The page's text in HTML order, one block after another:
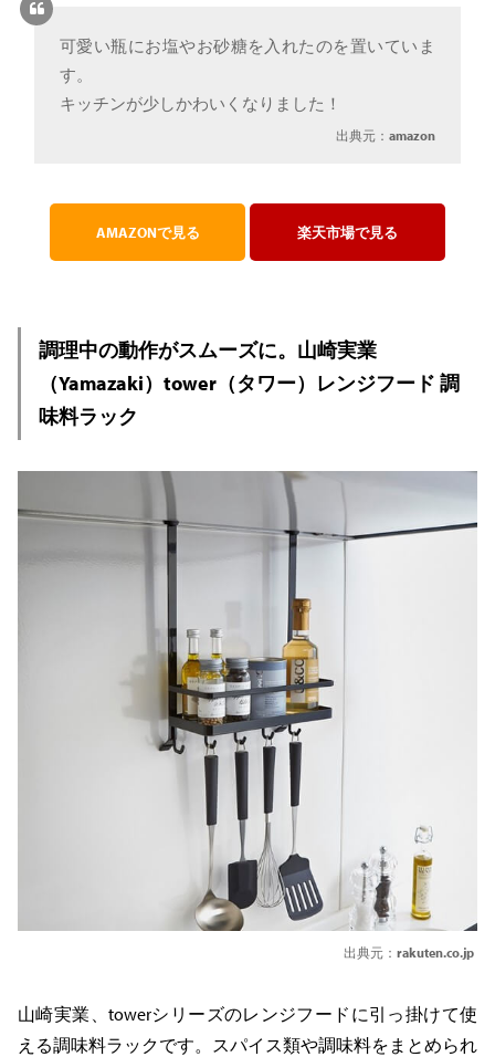
可愛い瓶にお塩やお砂糖を入れたのを置いていま
す。
キッチンが少しかわいくなりました！
出典元：amazon
AMAZONで見る 楽天市場で見る
調理中の動作がスムーズに。山崎実業
（Yamazaki）tower（タワー）レンジフード 調
味料ラック
出典元： rakuten.co.jp
山崎実業、towerシリーズのレンジフードに引っ掛けて使
える調味料ラックです。スパイス類や調味料をまとめられ